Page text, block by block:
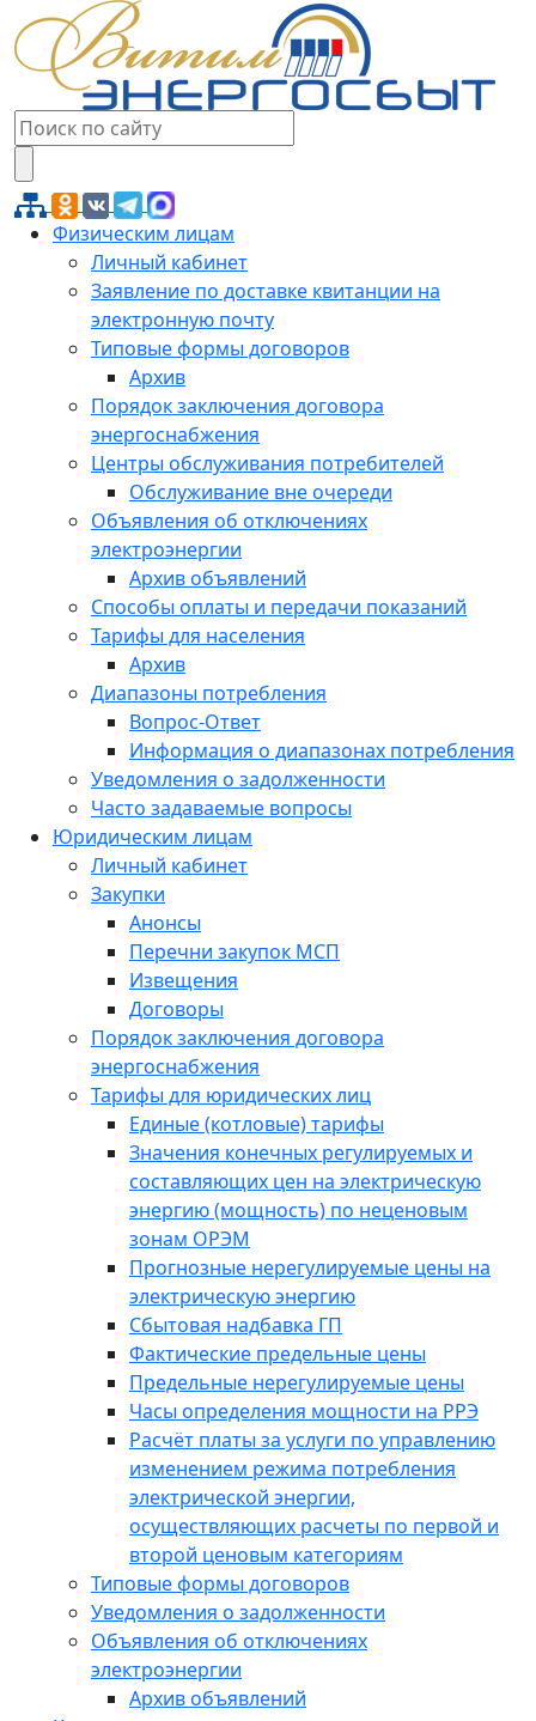
Физическим лицам
Личный кабинет
Заявление по доставке квитанции на
электронную почту
Типовые формы договоров
Архив
Порядок заключения договора
энергоснабжения
Центры обслуживания потребителей
Обслуживание вне очереди
Объявления об отключениях
электроэнергии
Архив объявлений
Способы оплаты и передачи показаний
Тарифы для населения
Архив
Диапазоны потребления
Вопрос-Ответ
Информация о диапазонах потребления
Уведомления о задолженности
Часто задаваемые вопросы
Юридическим лицам
Личный кабинет
Закупки
Анонсы
Перечни закупок МСП
Извещения
Договоры
Порядок заключения договора
энергоснабжения
Тарифы для юридических лиц
Единые (котловые) тарифы
Значения конечных регулируемых и
составляющих цен на электрическую
энергию (мощность) по неценовым
зонам ОРЭМ
Прогнозные нерегулируемые цены на
электрическую энергию
Сбытовая надбавка ГП
Фактические предельные цены
Предельные нерегулируемые цены
Часы определения мощности на РРЭ
Расчёт платы за услуги по управлению
изменением режима потребления
электрической энергии,
осуществляющих расчеты по первой и
второй ценовым категориям
Типовые формы договоров
Уведомления о задолженности
Объявления об отключениях
электроэнергии
Архив объявлений